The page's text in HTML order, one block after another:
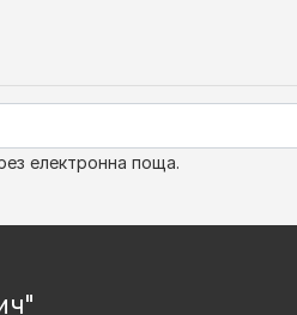
електронна поща.